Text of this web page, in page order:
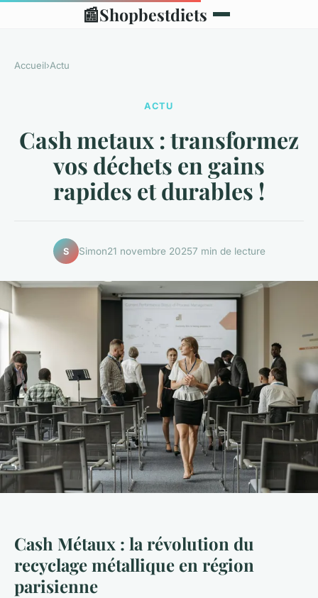
📰Shopbestdiets
Accueil›Actu
ACTU
Cash metaux : transformez
vos déchets en gains
rapides et durables !
S Simon21 novembre 20257 min de lecture
Cash Métaux : la révolution du
recyclage métallique en région
parisienne